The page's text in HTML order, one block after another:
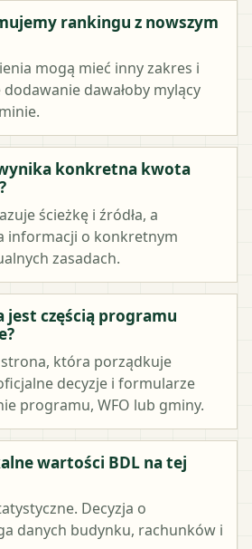
rankingu z nowszym
mogą mieć inny zakres i
dawałoby mylący
konkretna kwota
ścieżkę i źródła, a
informacji o konkretnym
zasadach.
jest częścią programu
strona, która porządkuje
decyzje i formularze
programu, WFO lub gminy.
wartości BDL na tej
Decyzja o
danych budynku, rachunków i